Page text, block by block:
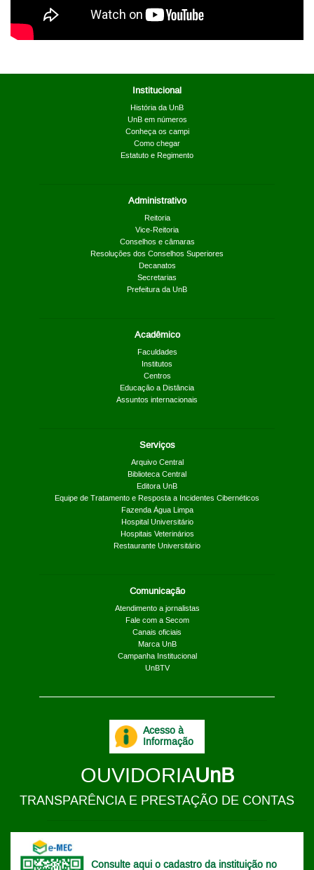
Institucional
História da UnB
UnB em números
Conheça os campi
Como chegar
Estatuto e Regimento
Administrativo
Reitoria
Vice-Reitoria
Conselhos e câmaras
Resoluções dos Conselhos Superiores
Decanatos
Secretarias
Prefeitura da UnB
Acadêmico
Faculdades
Institutos
Centros
Educação a Distância
Assuntos internacionais
Serviços
Arquivo Central
Biblioteca Central
Editora UnB
Equipe de Tratamento e Resposta a Incidentes Cibernéticos
Fazenda Água Limpa
Hospital Universitário
Hospitais Veterinários
Restaurante Universitário
Comunicação
Atendimento a jornalistas
Fale com a Secom
Canais oficiais
Marca UnB
Campanha Institucional
UnBTV
Consulte aqui o cadastro da instituição no
Acesso à
Informação
OUVIDORIAUnB
TRANSPARÊNCIA E PRESTAÇÃO DE CONTAS